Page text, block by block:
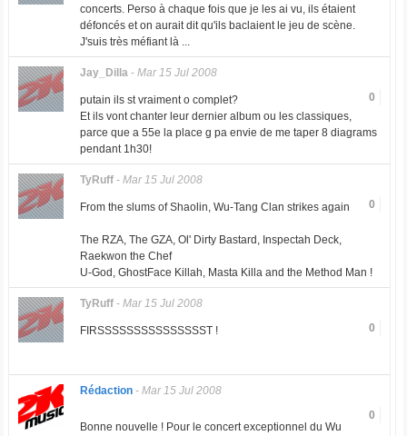
concerts. Perso à chaque fois que je les ai vu, ils étaient
défoncés et on aurait dit qu'ils baclaient le jeu de scène.
J'suis très méfiant là ...
Jay_Dilla- Mar 15 Jul 2008
0
putain ils st vraiment o complet?
Et ils vont chanter leur dernier album ou les classiques,
parce que a 55e la place g pa envie de me taper 8 diagrams
pendant 1h30!
TyRuff- Mar 15 Jul 2008
0
From the slums of Shaolin, Wu-Tang Clan strikes again
The RZA, The GZA, Ol' Dirty Bastard, Inspectah Deck,
Raekwon the Chef
U-God, GhostFace Killah, Masta Killa and the Method Man !
TyRuff- Mar 15 Jul 2008
0
FIRSSSSSSSSSSSSSSST !
Rédaction- Mar 15 Jul 2008
0
Bonne nouvelle ! Pour le concert exceptionnel du Wu